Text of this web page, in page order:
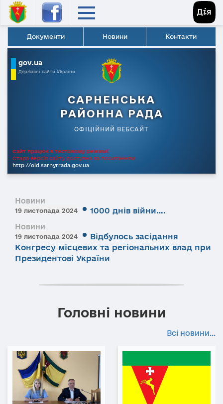
Документи Новини Контакти
gov.ua
Державні сайти України
САРНЕНСЬКА
РАЙОННА РАДА
ОФІЦІЙНИЙ ВЕБСАЙТ
Сайт працює в тестовому режимі.
Стара версія сайту доступна за посиланням
http://old.sarnyrrada.gov.ua
Новини
19 листопада 2024 1000 днів війни….
Новини
19 листопада 2024
Відбулось засідання
Конгресу місцевих та регіональних влад при
Президентові України
Головні новини
Всі новини...